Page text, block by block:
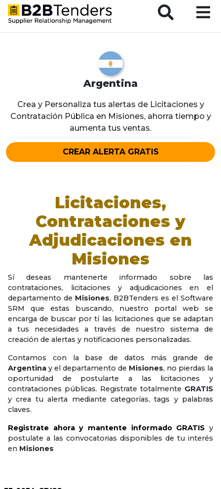
Argentina
Crea y Personaliza tus alertas de Licitaciones y
Contratación Pública en Misiones, ahorra tiempo y
aumenta tus ventas.
CREAR ALERTA GRATIS
Licitaciones,
Contrataciones y
Adjudicaciones en
Misiones
Sí deseas mantenerte informado sobre las
contrataciones, licitaciones y adjudicaciones en el
departamento de Misiones, B2BTenders es el Software
SRM que estas buscando, nuestro portal web se
encarga de buscar por tí las licitaciones que se adaptan
a tus necesidades a través de nuestro sistema de
creación de alertas y notificaciones personalizadas.
Contamos con la base de datos más grande de
Argentina y el departamento de Misiones, no pierdas la
oportunidad de postularte a las licitaciones y
contrataciones públicas. Registrate totalmente GRATIS
y crea tu alerta mediante categorías, tags y palabras
claves.
Registrate ahora y mantente informado GRATIS y
postulate a las convocatorias disponibles de tu interés
en Misiones